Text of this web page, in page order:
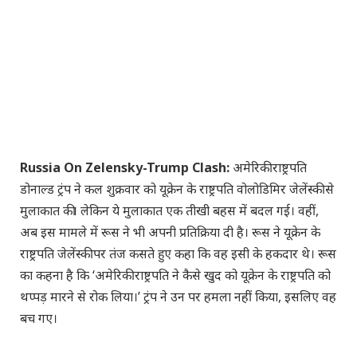
Russia On Zelensky-Trump Clash: अमेरिकी राष्ट्रपति
डोनाल्ड ट्रंप ने कल शुक्रवार को यूक्रेन के राष्ट्रपति वोलोडिमिर जेलेंस्की से
मुलाकात की। लेकिन ये मुलाकात एक तीखी बहस में बदल गई। वहीं,
अब इस मामले में रूस ने भी अपनी प्रतिक्रिया दी है। रूस ने यूक्रेन के
राष्ट्रपति जेलेंस्की पर तंज कसते हुए कहा कि वह इसी के हकदार थे। रूस
का कहना है कि ‘अमेरिकी राष्ट्रपति ने कैसे खुद को यूक्रेन के राष्ट्रपति को
थप्पड़ मारने से रोक लिया।’ ट्रंप ने उन पर हमला नहीं किया, इसलिए वह
बच गए।